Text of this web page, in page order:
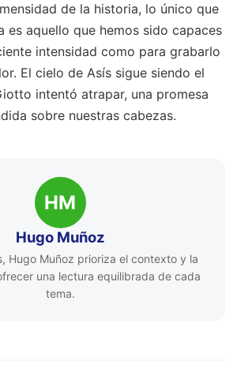
de la historia, lo único que
es aquello que hemos sido capaces
intensidad como para grabarlo
El cielo de Asís sigue siendo el
intentó atrapar, una promesa
sobre nuestras cabezas.
HM
Hugo Muñoz
Hugo Muñoz prioriza el contexto y la
una lectura equilibrada de cada
tema.